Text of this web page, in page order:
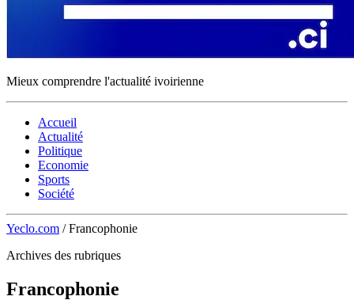
Mieux comprendre l'actualité ivoirienne
Accueil
Actualité
Politique
Economie
Sports
Société
Yeclo.com / Francophonie
Archives des rubriques
Francophonie